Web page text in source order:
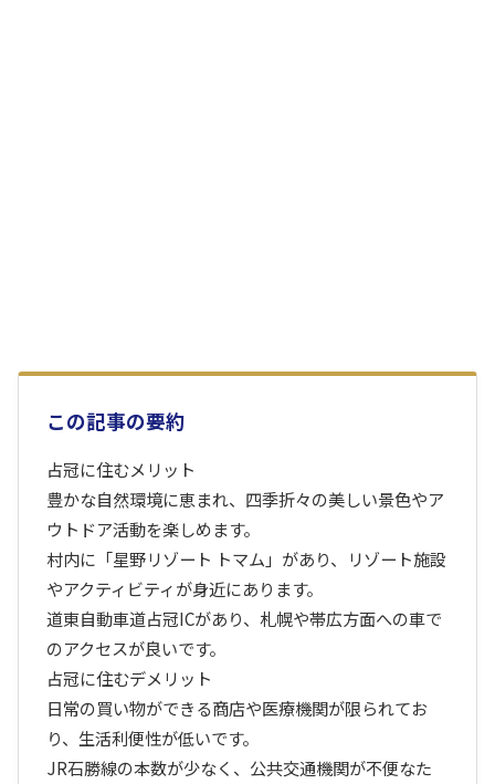
この記事の要約
占冠に住むメリット
豊かな自然環境に恵まれ、四季折々の美しい景色やア
ウトドア活動を楽しめます。
村内に「星野リゾート トマム」があり、リゾート施設
やアクティビティが身近にあります。
道東自動車道占冠ICがあり、札幌や帯広方面への車で
のアクセスが良いです。
占冠に住むデメリット
日常の買い物ができる商店や医療機関が限られてお
り、生活利便性が低いです。
JR石勝線の本数が少なく、公共交通機関が不便なた